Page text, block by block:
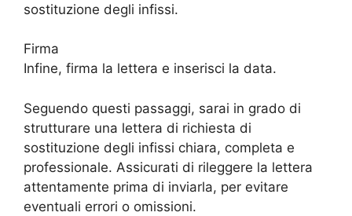
sostituzione degli infissi.
Firma
Infine, firma la lettera e inserisci la data.
Seguendo questi passaggi, sarai in grado di
strutturare una lettera di richiesta di
sostituzione degli infissi chiara, completa e
professionale. Assicurati di rileggere la lettera
attentamente prima di inviarla, per evitare
eventuali errori o omissioni.